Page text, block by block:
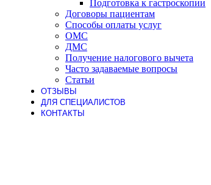
Подготовка к гастроскопии
Договоры пациентам
Способы оплаты услуг
ОМС
ДМС
Получение налогового вычета
Часто задаваемые вопросы
Статьи
ОТЗЫВЫ
ДЛЯ СПЕЦИАЛИСТОВ
КОНТАКТЫ